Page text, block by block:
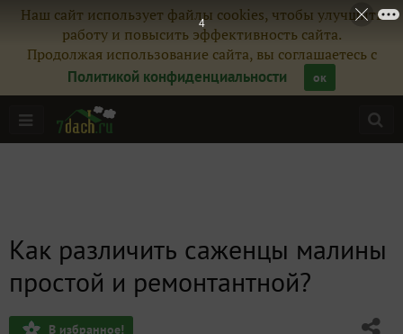
Наш сайт использует файлы cookies, чтобы улучшить
работу и повысить эффективность сайта.
Продолжая использование сайта, вы соглашаетесь с
Политикой конфиденциальности
ок
Как различить саженцы малины
простой и ремонтантной?
В избранное!
3